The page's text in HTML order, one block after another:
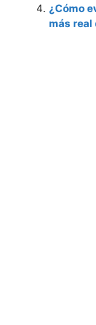
¿Cómo
más real